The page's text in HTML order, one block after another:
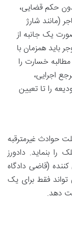
حکم قضایی،
(مانند شارژ
یک جانبه از
باید همزمان با
خسارت را
اجرایی،
را تا تعیین
حوادث غیرمترقبه
را بنماید. دادورز
(قاضی دادگاه
فقط برای یک
دهد.